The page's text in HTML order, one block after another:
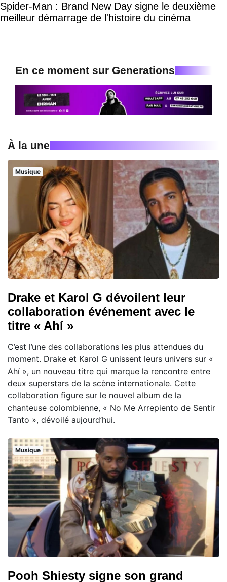
Spider-Man : Brand New Day signe le deuxième
meilleur démarrage de l'histoire du cinéma
En ce moment sur Generations
À la une
Musique
Drake et Karol G dévoilent leur
collaboration événement avec le
titre « Ahí »
C’est l’une des collaborations les plus attendues du
moment. Drake et Karol G unissent leurs univers sur «
Ahí », un nouveau titre qui marque la rencontre entre
deux superstars de la scène internationale. Cette
collaboration figure sur le nouvel album de la
chanteuse colombienne, « No Me Arrepiento de Sentir
Tanto », dévoilé aujourd’hui.
Musique
Pooh Shiesty signe son grand